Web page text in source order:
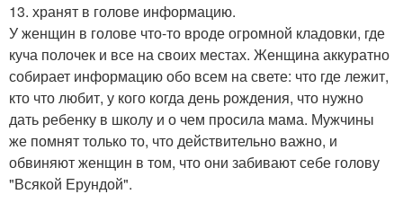
13. хранят в голове информацию.
У женщин в голове что-то вроде огромной кладовки, где
куча полочек и все на своих местах. Женщина аккуратно
собирает информацию обо всем на свете: что где лежит,
кто что любит, у кого когда день рождения, что нужно
дать ребенку в школу и о чем просила мама. Мужчины
же помнят только то, что действительно важно, и
обвиняют женщин в том, что они забивают себе голову
"Всякой Ерундой".